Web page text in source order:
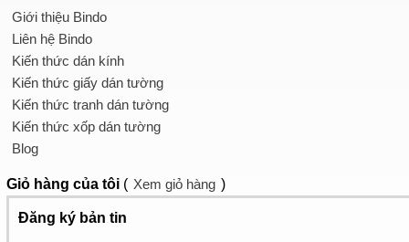
Giới thiệu Bindo
Liên hệ Bindo
Kiến thức dán kính
Kiến thức giấy dán tường
Kiến thức tranh dán tường
Kiến thức xốp dán tường
Blog
Giỏ hàng của tôi ( Xem giỏ hàng )
Đăng ký bản tin